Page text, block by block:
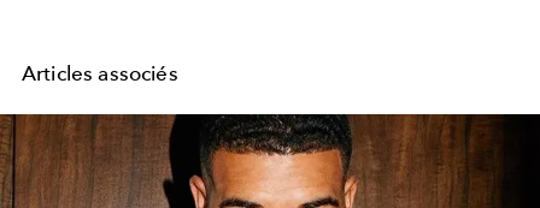
Articles associés